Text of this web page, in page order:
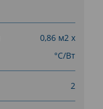
0,86 м2 х
°С/Вт
2